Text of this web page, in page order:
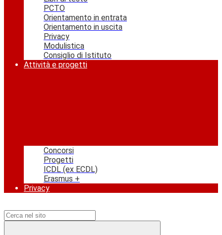
PCTO
Orientamento in entrata
Orientamento in uscita
Privacy
Modulistica
Consiglio di Istituto
Attività e progetti
Concorsi
Progetti
ICDL (ex ECDL)
Erasmus +
Privacy